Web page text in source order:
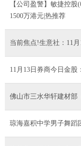
【公司盈警】敏捷控
1500万港元|热推荐
当前焦点!生意社：11
11月13日券商今日金股
佛山市三水华轩建材部
琼海嘉积中学男子舞蹈